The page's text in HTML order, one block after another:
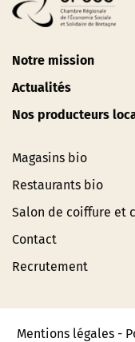
Notre mission
Actualités
Nos producteurs
Magasins bio
Restaurants bio
Salon de coiffure et
Contact
Recrutement
Mentions légales-